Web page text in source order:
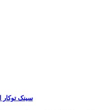
سینک توکار